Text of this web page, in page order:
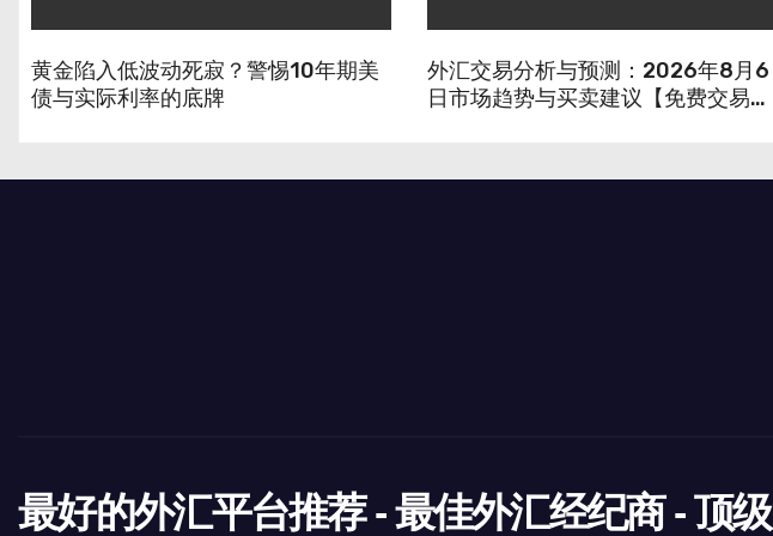
黄金陷入低波动死寂？警惕10年期美
债与实际利率的底牌
外汇交易分析与预测：2026年8月6
日市场趋势与买卖建议【免费交易信
最好的外汇平台推荐 - 最佳外汇经纪商 - 顶级